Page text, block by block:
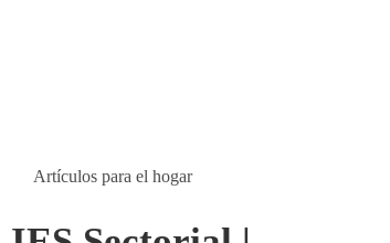
Artículos para el hogar